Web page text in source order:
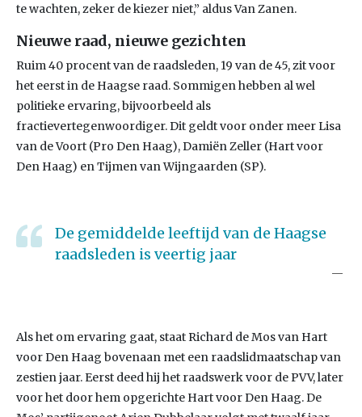
te wachten, zeker de kiezer niet,” aldus Van Zanen.
Nieuwe raad, nieuwe gezichten
Ruim 40 procent van de raadsleden, 19 van de 45, zit voor
het eerst in de Haagse raad. Sommigen hebben al wel
politieke ervaring, bijvoorbeeld als
fractievertegenwoordiger. Dit geldt voor onder meer Lisa
van de Voort (Pro Den Haag), Damiën Zeller (Hart voor
Den Haag) en Tijmen van Wijngaarden (SP).
De gemiddelde leeftijd van de Haagse
raadsleden is veertig jaar
Als het om ervaring gaat, staat Richard de Mos van Hart
voor Den Haag bovenaan met een raadslidmaatschap van
zestien jaar. Eerst deed hij het raadswerk voor de PVV, later
voor het door hem opgerichte Hart voor Den Haag. De